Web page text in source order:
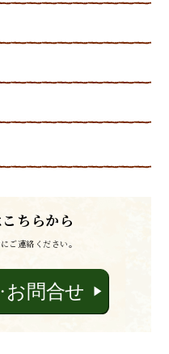
ちらから
ご連絡ください。